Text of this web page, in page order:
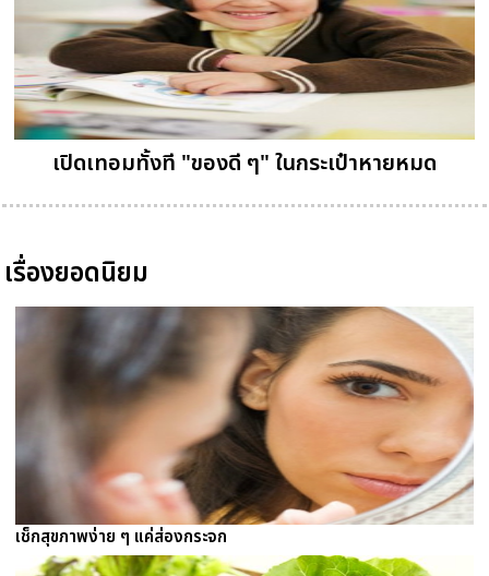
เปิดเทอมทั้งที "ของดี ๆ" ในกระเป๋าหายหมด
เรื่องยอดนิยม
เช็กสุขภาพง่าย ๆ แค่ส่องกระจก